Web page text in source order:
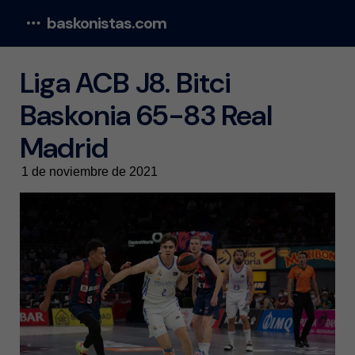
baskonistas.com
Liga ACB J8. Bitci
Baskonia 65-83 Real
Madrid
1 de noviembre de 2021